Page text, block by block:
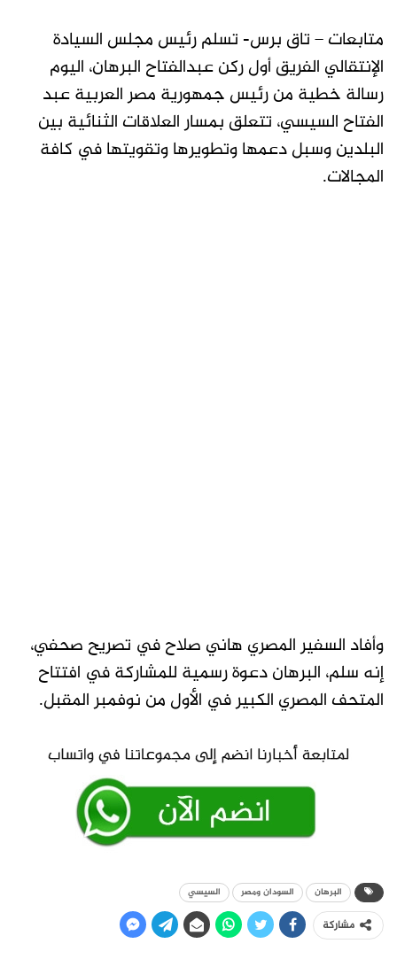
متابعات – تاق برس- تسلم رئيس مجلس السيادة
الإنتقالي الفريق أول ركن عبدالفتاح البرهان، اليوم
رسالة خطية من رئيس جمهورية مصر العربية عبد
الفتاح السيسي، تتعلق بمسار العلاقات الثنائية بين
البلدين وسبل دعمها وتطويرها وتقويتها في كافة
المجالات.
وأفاد السفير المصري هاني صلاح في تصريح صحفي،
إنه سلم، البرهان دعوة رسمية للمشاركة في افتتاح
المتحف المصري الكبير في الأول من نوفمبر المقبل.
البرهان السودان ومصر السيسي
مشاركة